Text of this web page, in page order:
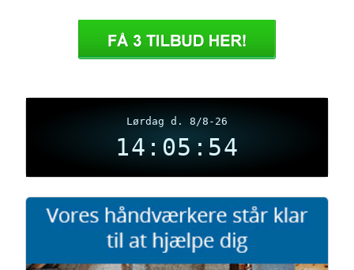
Lørdag d. 8/8-26
14:05:55